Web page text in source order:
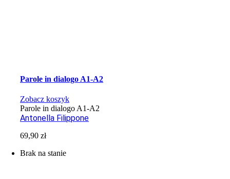
Parole in dialogo A1-A2
Zobacz koszyk
Parole in dialogo A1-A2
Antonella Filippone
69,90zł
Brak na stanie